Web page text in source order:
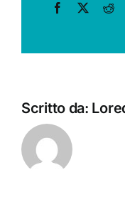
Facebook
X
Scritto da: